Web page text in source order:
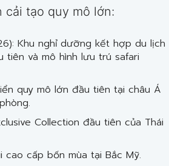
cải tạo quy mô lớn:
Khu nghỉ dưỡng kết hợp du lịch
và mô hình lưu trú safari
quy mô lớn đầu tiên tại châu Á
Collection đầu tiên của Thái
cấp bốn mùa tại Bắc Mỹ.